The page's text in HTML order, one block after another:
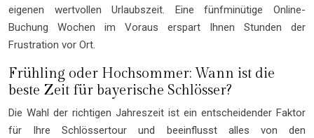
eigenen wertvollen Urlaubszeit. Eine fünfminütige Online-
Buchung Wochen im Voraus erspart Ihnen Stunden der
Frustration vor Ort.
Frühling oder Hochsommer: Wann ist die
beste Zeit für bayerische Schlösser?
Die Wahl der richtigen Jahreszeit ist ein entscheidender Faktor
für Ihre Schlössertour und beeinflusst alles von den